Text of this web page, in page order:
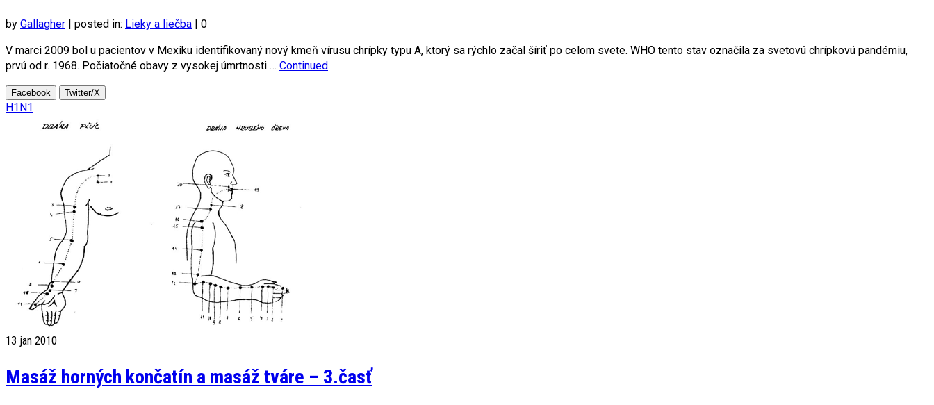
by Gallagher | posted in: Lieky a liečba | 0
V marci 2009 bol u pacientov v Mexiku identifikovaný nový kmeň vírusu chrípky typu A, ktorý sa rýchlo začal šíriť po celom svete. WHO tento stav označila za svetovú chrípkovú pandémiu,
prvú od r. 1968. Počiatočné obavy z vysokej úmrtnosti … Continued
Facebook Twitter/X
H1N1
13 jan 2010
Masáž horných končatín a masáž tváre – 3.časť